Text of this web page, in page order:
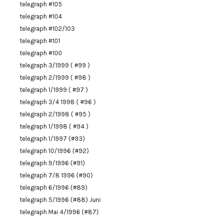
telegraph #105
telegraph #104
telegraph #102/103
telegraph #101
telegraph #100
telegraph 3/1999 ( #99 )
telegraph 2/1999 ( #98 )
telegraph 1/1999 ( #97 )
telegraph 3/4 1998 ( #96 )
telegraph 2/1998 ( #95 )
telegraph 1/1998 ( #94 )
telegraph 1/1997 (#93)
telegraph 10/1996 (#92)
telegraph 9/1996 (#91)
telegraph 7/8 1996 (#90)
telegraph 6/1996 (#89)
telegraph 5/1996 (#88) Juni
telegraph Mai 4/1996 (#87)